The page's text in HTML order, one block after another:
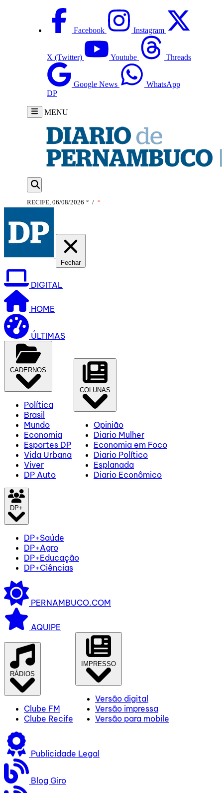
Facebook Instagram
X (Twitter) Youtube Threads
Google News
WhatsApp
DP
MENU
RECIFE, 06/08/2026 ° / °
Fechar
DIGITAL
HOME
ÚLTIMAS
CADERNOS
Política
Brasil
Mundo
Economia
Esportes DP
Vida Urbana
Viver
DP Auto
COLUNAS
Opinião
Diario Mulher
Economia em Foco
Diario Político
Esplanada
Diario Econômico
DP+
DP+Saúde
DP+Agro
DP+Educação
DP+Ciências
PERNAMBUCO.COM
AQUIPE
RÁDIOS
Clube FM
Clube Recife
IMPRESSO
Versão digital
Versão impressa
Versão para mobile
Publicidade Legal
Blog Giro